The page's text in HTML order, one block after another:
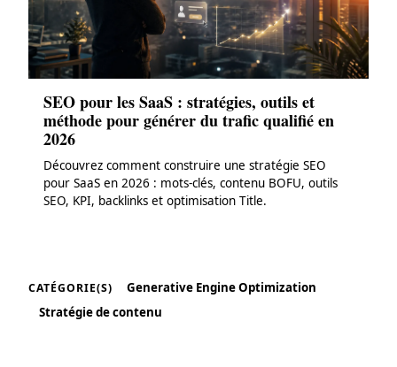
SEO pour les SaaS : stratégies, outils et
méthode pour générer du trafic qualifié en
2026
Découvrez comment construire une stratégie SEO
pour SaaS en 2026 : mots-clés, contenu BOFU, outils
SEO, KPI, backlinks et optimisation Title.
CATÉGORIE(S)
Generative Engine Optimization
Stratégie de contenu